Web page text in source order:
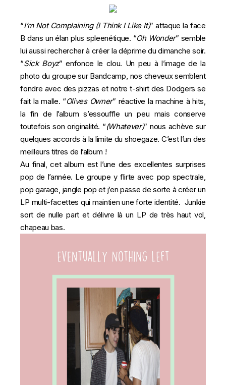
“I’m Not Complaining (I Think I Like It)” attaque la face
B dans un élan plus spleenétique. “Oh Wonder” semble
lui aussi rechercher à créer la déprime du dimanche soir.
“Sick Boyz” enfonce le clou. Un peu à l’image de la
photo du groupe sur Bandcamp, nos cheveux semblent
fondre avec des pizzas et notre t-shirt des Dodgers se
fait la malle. “Olives Owner” réactive la machine à hits,
la fin de l’album s’essouffle un peu mais conserve
toutefois son originalité. “(Whatever)” nous achève sur
quelques accords à la limite du shoegaze. C’est l’un des
meilleurs titres de l’album !
Au final, cet album est l’une des excellentes surprises
pop de l’année. Le groupe y flirte avec pop spectrale,
pop garage, jangle pop et j’en passe de sorte à créer un
LP multi-facettes qui maintien une forte identité. Junkie
sort de nulle part et délivre là un LP de très haut vol,
chapeau bas.